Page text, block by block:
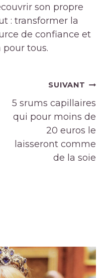
son propre
: transformer la
de confiance et
tous.
SUIVANT
5 srums capillaires
qui pour moins de
20 euros le
laisseront comme
de la soie